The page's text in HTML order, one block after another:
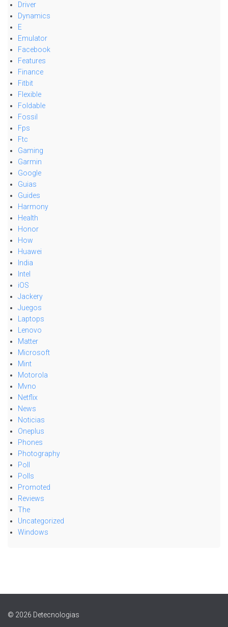
Driver
Dynamics
E
Emulator
Facebook
Features
Finance
Fitbit
Flexible
Foldable
Fossil
Fps
Ftc
Gaming
Garmin
Google
Guias
Guides
Harmony
Health
Honor
How
Huawei
India
Intel
iOS
Jackery
Juegos
Laptops
Lenovo
Matter
Microsoft
Mint
Motorola
Mvno
Netflix
News
Noticias
Oneplus
Phones
Photography
Poll
Polls
Promoted
Reviews
The
Uncategorized
Windows
© 2026 Detecnologias